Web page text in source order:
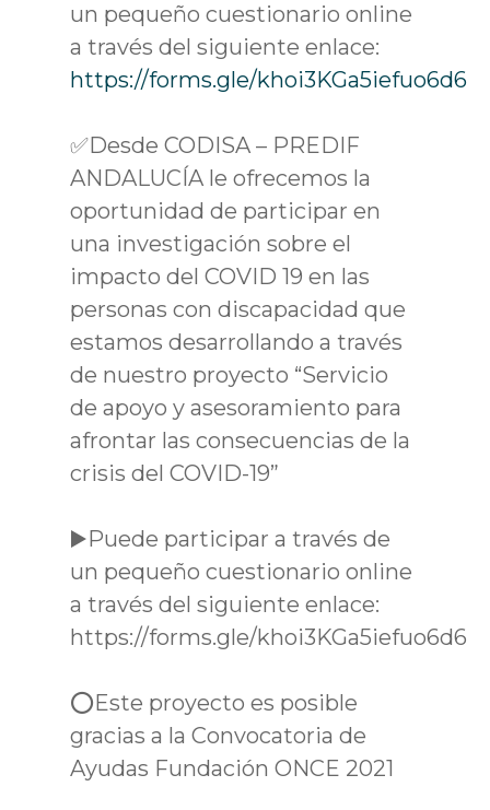
un pequeño cuestionario online
a través del siguiente enlace:
https://forms.gle/khoi3KGa5iefuo6d6
✅Desde CODISA – PREDIF
ANDALUCÍA le ofrecemos la
oportunidad de participar en
una investigación sobre el
impacto del COVID 19 en las
personas con discapacidad que
estamos desarrollando a través
de nuestro proyecto “Servicio
de apoyo y asesoramiento para
afrontar las consecuencias de la
crisis del COVID-19”
▶️Puede participar a través de
un pequeño cuestionario online
a través del siguiente enlace:
https://forms.gle/khoi3KGa5iefuo6d6
⭕Este proyecto es posible
gracias a la Convocatoria de
Ayudas Fundación ONCE 2021